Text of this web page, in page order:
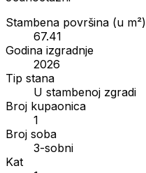
Stambena površina (u m²)
67.41
Godina izgradnje
2026
Tip stana
U stambenoj zgradi
Broj kupaonica
1
Broj soba
3-sobni
Kat